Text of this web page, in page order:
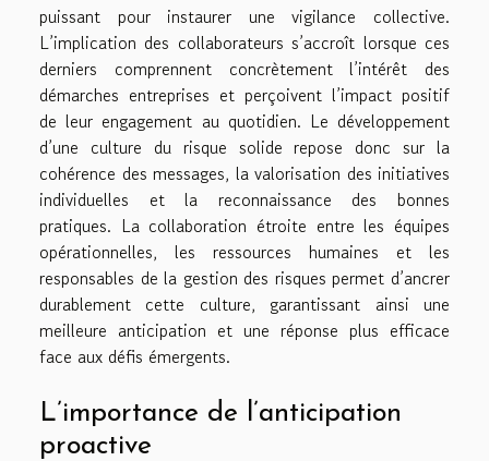
puissant pour instaurer une vigilance collective.
L’implication des collaborateurs s’accroît lorsque ces
derniers comprennent concrètement l’intérêt des
démarches entreprises et perçoivent l’impact positif
de leur engagement au quotidien. Le développement
d’une culture du risque solide repose donc sur la
cohérence des messages, la valorisation des initiatives
individuelles et la reconnaissance des bonnes
pratiques. La collaboration étroite entre les équipes
opérationnelles, les ressources humaines et les
responsables de la gestion des risques permet d’ancrer
durablement cette culture, garantissant ainsi une
meilleure anticipation et une réponse plus efficace
face aux défis émergents.
L’importance de l’anticipation
proactive